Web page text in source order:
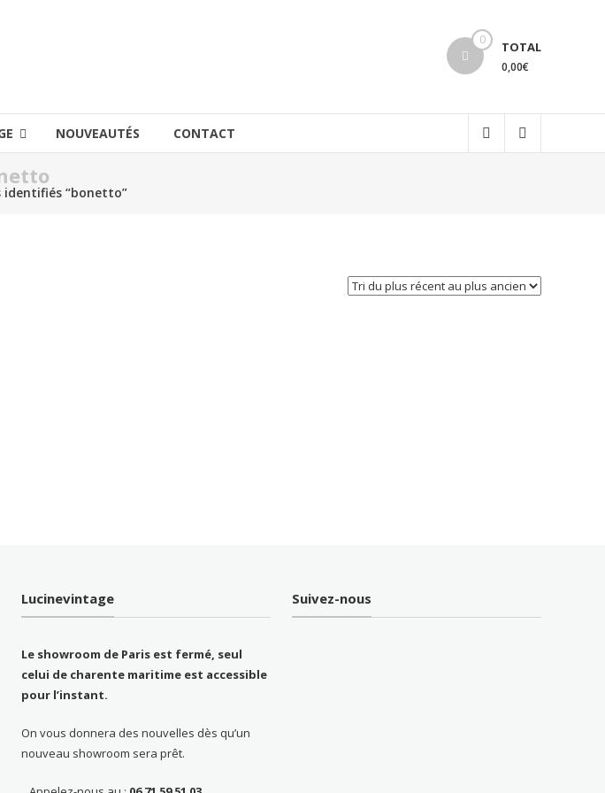
0 TOTAL
0,00€
NOUVEAUTÉS CONTACT
identifiés “bonetto”
Lucinevintage
Le showroom de Paris est fermé, seul
celui de charente maritime est accessible
pour l’instant.
On vous donnera des nouvelles dès qu’un
nouveau showroom sera prêt.
Suivez-nous